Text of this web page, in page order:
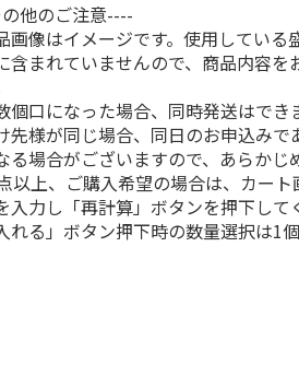
他のご注意----
画像はイメージです。使用している
含まれていませんので、商品内容
個口になった場合、同時発送はでき
先様が同じ場合、同日のお申込みで
る場合がございますので、あらかじ
以上、ご購入希望の場合は、カー
入力し「再計算」ボタンを押下して
れる」ボタン押下時の数量選択は1個